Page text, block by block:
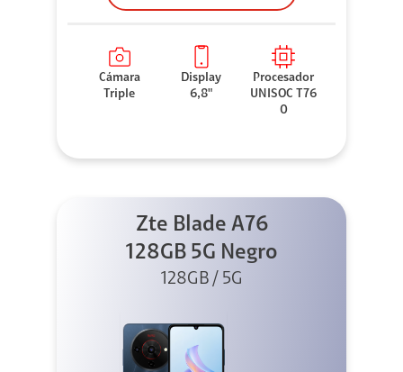
Cámara
Triple
Display
6,8"
Procesador
UNISOC T76
0
Zte Blade A76
128GB 5G Negro
128GB / 5G